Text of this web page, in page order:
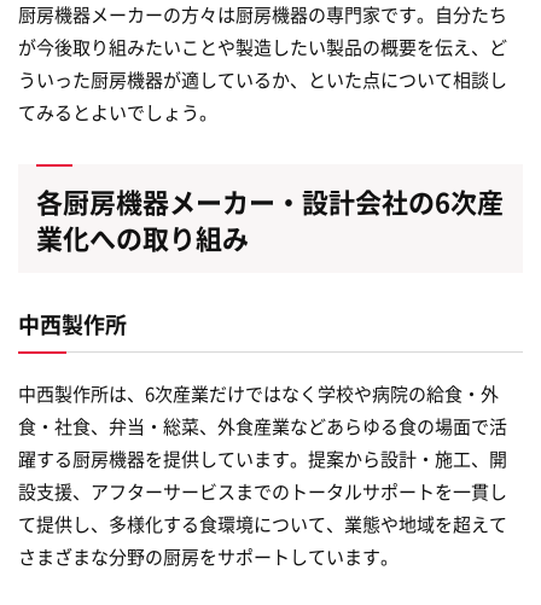
厨房機器メーカーの方々は厨房機器の専門家です。自分たち
が今後取り組みたいことや製造したい製品の概要を伝え、ど
ういった厨房機器が適しているか、といた点について相談し
てみるとよいでしょう。
各厨房機器メーカー・設計会社の6次産
業化への取り組み
中西製作所
中西製作所は、6次産業だけではなく学校や病院の給食・外
食・社食、弁当・総菜、外食産業などあらゆる食の場面で活
躍する厨房機器を提供しています。提案から設計・施工、開
設支援、アフターサービスまでのトータルサポートを一貫し
て提供し、多様化する食環境について、業態や地域を超えて
さまざまな分野の厨房をサポートしています。